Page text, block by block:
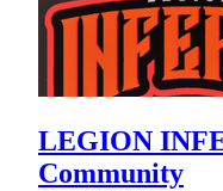
LEGION
Community